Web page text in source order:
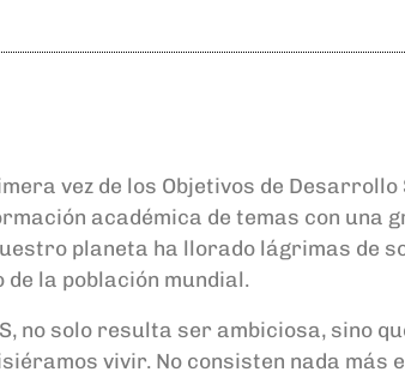
vez de los Objetivos de Desarrollo
académica de temas con una
planeta ha llorado lágrimas de
la población mundial.
no solo resulta ser ambiciosa, sino
vivir. No consisten nada